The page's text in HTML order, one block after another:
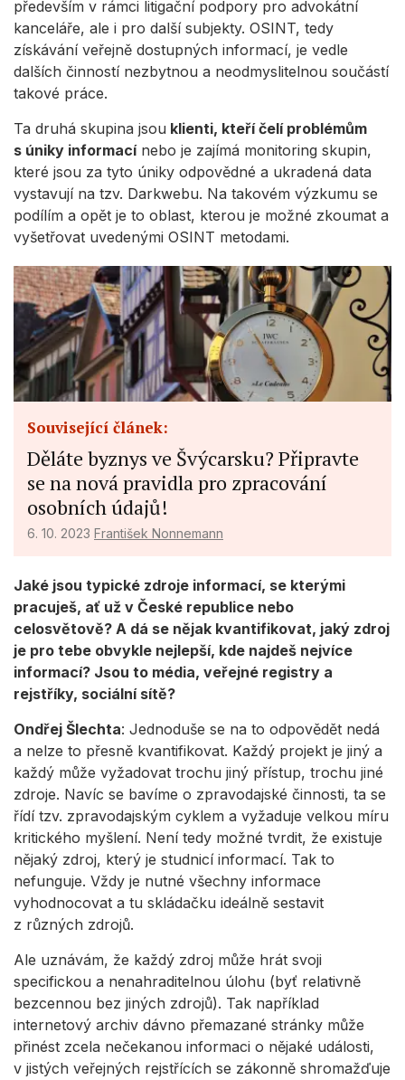
především v rámci litigační podpory pro advokátní
kanceláře, ale i pro další subjekty. OSINT, tedy
získávání veřejně dostupných informací, je vedle
dalších činností nezbytnou a neodmyslitelnou součástí
takové práce.
Ta druhá skupina jsou klienti, kteří čelí problémům
s úniky informacínebo je zajímá monitoring skupin,
které jsou za tyto úniky odpovědné a ukradená data
vystavují na tzv. Darkwebu. Na takovém výzkumu se
podílím a opět je to oblast, kterou je možné zkoumat a
vyšetřovat uvedenými OSINT metodami.
Související článek:
Děláte byznys ve Švýcarsku? Připravte
se na nová pravidla pro zpracování
osobních údajů!
6. 10. 2023 František Nonnemann
Jaké jsou typické zdroje informací, se kterými
pracuješ, ať už v České republice nebo
celosvětově? A dá se nějak kvantifikovat, jaký zdroj
je pro tebe obvykle nejlepší, kde najdeš nejvíce
informací? Jsou to média, veřejné registry a
rejstříky, sociální sítě?
Ondřej Šlechta: Jednoduše se na to odpovědět nedá
a nelze to přesně kvantifikovat. Každý projekt je jiný a
každý může vyžadovat trochu jiný přístup, trochu jiné
zdroje. Navíc se bavíme o zpravodajské činnosti, ta se
řídí tzv. zpravodajským cyklem a vyžaduje velkou míru
kritického myšlení. Není tedy možné tvrdit, že existuje
nějaký zdroj, který je studnicí informací. Tak to
nefunguje. Vždy je nutné všechny informace
vyhodnocovat a tu skládačku ideálně sestavit
z různých zdrojů.
Ale uznávám, že každý zdroj může hrát svoji
specifickou a nenahraditelnou úlohu (byť relativně
bezcennou bez jiných zdrojů). Tak například
internetový archiv dávno přemazané stránky může
přinést zcela nečekanou informaci o nějaké události,
v jistých veřejných rejstřících se zákonně shromažďuje